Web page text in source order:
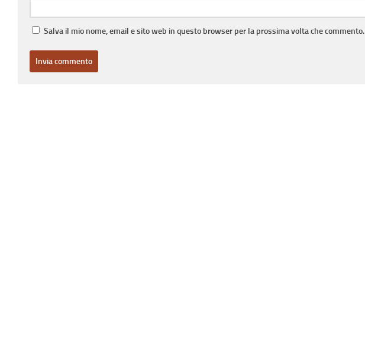
Salva il mio nome, email e sito web in questo browser per la prossima volta che commento.